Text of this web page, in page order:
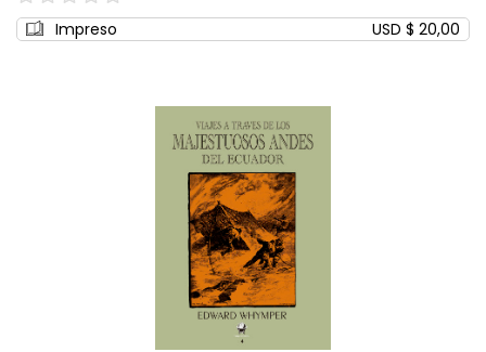
0%
Impreso USD $ 20,00